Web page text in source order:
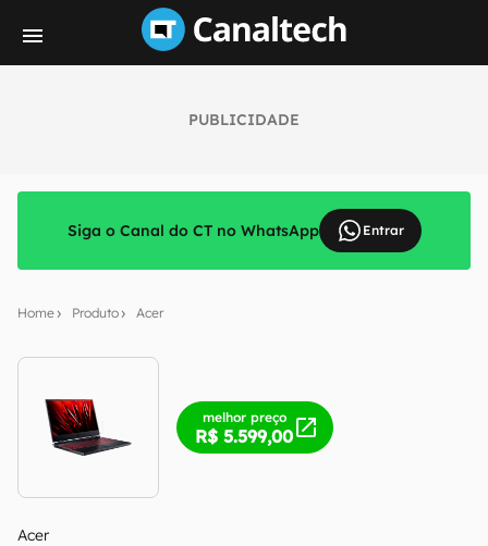
PUBLICIDADE
Siga o Canal do CT no WhatsApp Entrar
Home Produto Acer
melhor preço
R$ 5.599,00
Acer